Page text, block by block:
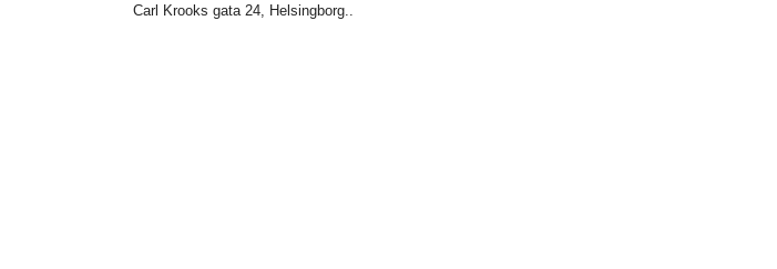
Carl Krooks gata 24, Helsingborg..